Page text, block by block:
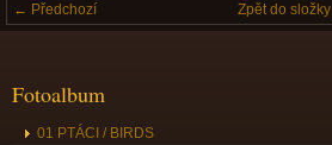
← Předchozí Zpět do složky
Fotoalbum
01 PTÁCI / BIRDS